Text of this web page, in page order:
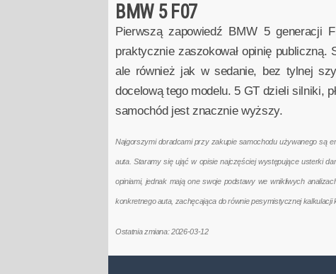
BMW 5 F07
Pierwszą zapowiedź BMW 5 generacji
praktycznie zaszokował opinię
ale również jak w sedanie, bez tylnej
docelową tego modelu. 5 GT dzieli silniki,
samochód jest znacznie wyższy.
Najgorszymi doradcami przy zakupie samochodu używanego są
auta. Staramy się ująć w opisie najczęściej występujące usterki
opiniami, jednak mają one swoje podstawy we wnikliwych
konkretnego auta, zachęcająca do równie pesymistycznej
Ostatnia zmiana: 2026-03-12